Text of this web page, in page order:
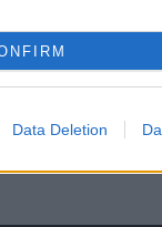
Data Deletion
BEJELENTKEZÉS